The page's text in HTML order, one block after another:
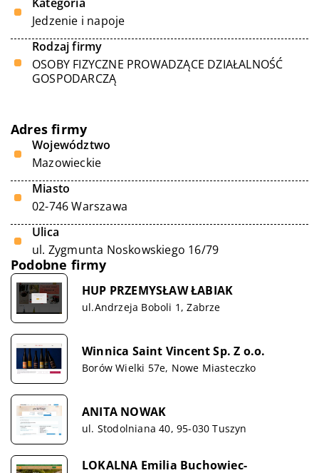
Jedzenie i napoje
Rodzaj firmy
OSOBY FIZYCZNE PROWADZĄCE DZIAŁALNOŚĆ
GOSPODARCZĄ
Adres firmy
Województwo
Mazowieckie
Miasto
02-746 Warszawa
Ulica
ul. Zygmunta Noskowskiego 16/79
Podobne firmy
HUP PRZEMYSŁAW ŁABIAK
ul.Andrzeja Boboli 1, Zabrze
Winnica Saint Vincent Sp. Z o.o.
Borów Wielki 57e, Nowe Miasteczko
ANITA NOWAK
ul. Stodolniana 40, 95-030 Tuszyn
LOKALNA Emilia Buchowiec-